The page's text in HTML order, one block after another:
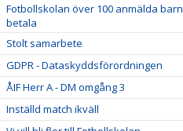
Fotbollskolan över 100 anmälda
betala
Stolt samarbete
GDPR - Dataskyddsförordningen
ÅIF Herr A - DM omgång 3
Inställd match ikväll